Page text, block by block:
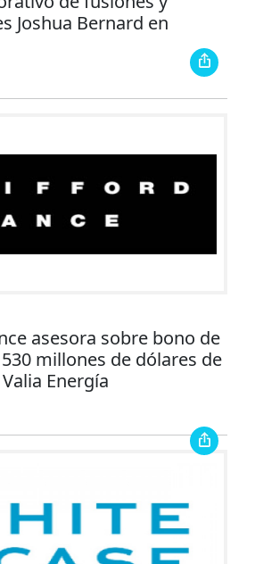
Joshua Bernard en
asesora sobre bono de
millones de dólares de
Energía